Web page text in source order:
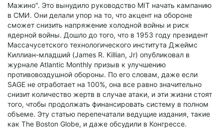
Мажино". Это вынудило руководство MIT начать кампанию
в СМИ. Они делали упор на то, что акцент на обороне
сможет снизить напряжение холодной войны и риск
ядерной войны. Дошло до того, что в 1953 году президент
Массачусетского технологического института Джеймс
Киллиан-младший (James R. Killian, Jr) опубликовал в
журнале Atlantic Monthly призыв к улучшению
противовоздушной обороны. По его словам, даже если
SAGE не отработает на 100%, она все равно значительно
снизит количество жертв в случае атаки, и эти жизни стоят
того, чтобы продолжать финансировать систему в полном
объеме. Эту статью перепечатали ведущие издания, такие
как The Boston Globe, и даже обсудили в Конгрессе.